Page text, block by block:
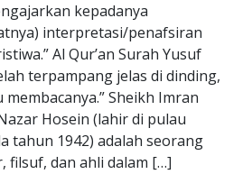
kepadanya
interpretasi/penafsiran
Al Qur’an Surah Yusuf
terpampang jelas di dinding,
Sheikh Imran
Hosein (lahir di pulau
tahun 1942) adalah seorang
filsuf, dan ahli dalam […]